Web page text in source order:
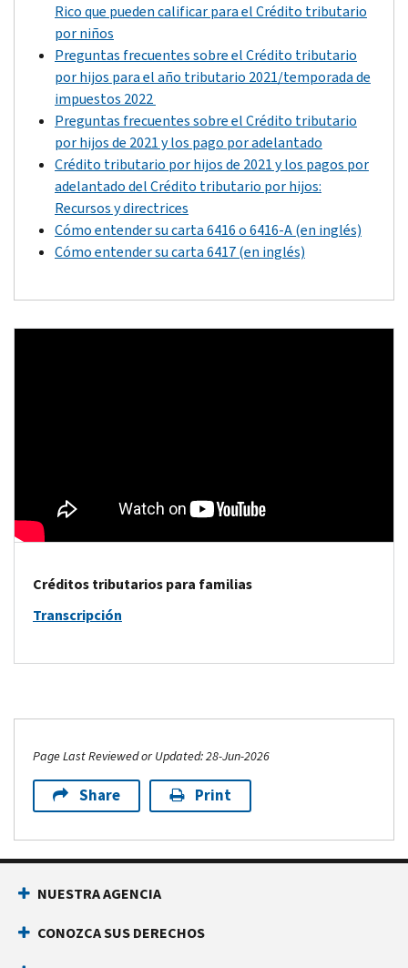
Rico que pueden calificar para el Crédito tributario
por niños
Preguntas frecuentes sobre el Crédito tributario
por hijos para el año tributario 2021/temporada de
impuestos 2022
Preguntas frecuentes sobre el Crédito tributario
por hijos de 2021 y los pago por adelantado
Crédito tributario por hijos de 2021 y los pagos por
adelantado del Crédito tributario por hijos:
Recursos y directrices
Cómo entender su carta 6416 o 6416-A (en inglés)
Cómo entender su carta 6417 (en inglés)
Créditos tributarios para familias
Transcripción
Page Last Reviewed or Updated: 28-Jun-2026
Share Print
Footer Navigation
NUESTRA AGENCIA
CONOZCA SUS DERECHOS